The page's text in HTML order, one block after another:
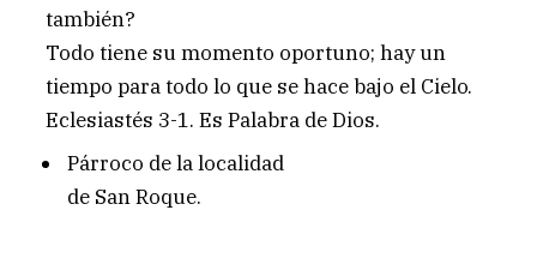
también?
Todo tiene su momento oportuno; hay un
tiempo para todo lo que se hace bajo el Cielo.
Eclesiastés 3-1. Es Palabra de Dios.
Párroco de la localidad
de San Roque.